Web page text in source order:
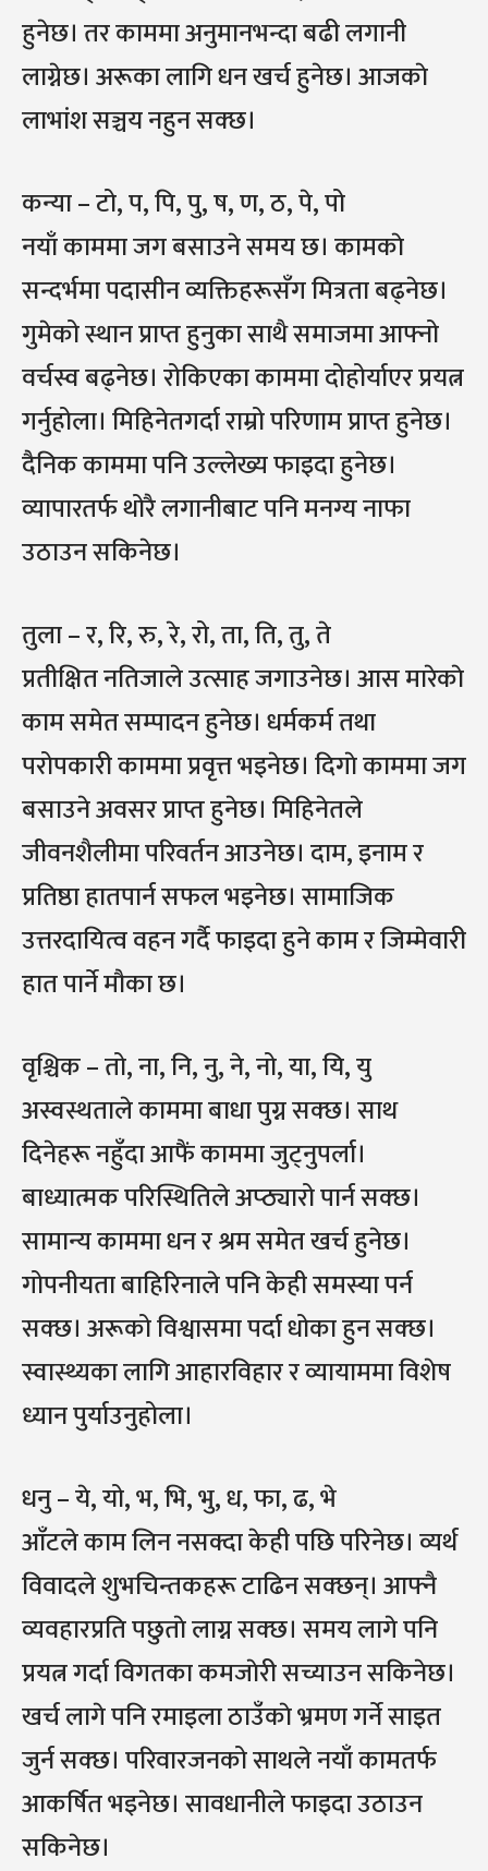
हुनेछ। तर काममा अनुमानभन्दा बढी लगानी
लाग्नेछ। अरूका लागि धन खर्च हुनेछ। आजकाे
लाभांश सञ्चय नहुन सक्छ।
कन्या – टो, प, पि, पु, ष, ण, ठ, पे, पो
नयाँ काममा जग बसाउने समय छ। कामकाे
सन्दर्भमा पदासीन व्यक्तिहरूसँग मित्रता बढ्नेछ।
गुमेको स्थान प्राप्त हुनुका साथै समाजमा आफ्नो
वर्चस्व बढ्नेछ। रोकिएका काममा दोहोर्याएर प्रयत्न
गर्नुहोला। मिहिनेतगर्दा राम्रो परिणाम प्राप्त हुनेछ।
दैनिक काममा पनि उल्लेख्य फाइदा हुनेछ।
व्यापारतर्फ थोरै लगानीबाट पनि मनग्य नाफा
उठाउन सकिनेछ।
तुला – र, रि, रु, रे, रो, ता, ति, तु, ते
प्रतीक्षित नतिजाले उत्साह जगाउनेछ। आस मारेकाे
काम समेत सम्पादन हुनेछ। धर्मकर्म तथा
परोपकारी काममा प्रवृत्त भइनेछ। दिगाे काममा जग
बसाउने अवसर प्राप्त हुनेछ। मिहिनेतले
जीवनशैलीमा परिवर्तन आउनेछ। दाम, इनाम र
प्रतिष्ठा हातपार्न सफल भइनेछ। सामाजिक
उत्तरदायित्व वहन गर्दै फाइदा हुने काम र जिम्मेवारी
हात पार्ने मौका छ।
वृश्चिक – तो, ना, नि, नु, ने, नो, या, यि, यु
अस्वस्थताले काममा बाधा पुग्न सक्छ। साथ
दिनेहरू नहुँदा आफैं काममा जुट्नुपर्ला।
बाध्यात्मक परिस्थितिले अप्ठ्यारो पार्न सक्छ।
सामान्य काममा धन र श्रम समेत खर्च हुनेछ।
गोपनीयता बाहिरिनाले पनि केही समस्या पर्न
सक्छ। अरूको विश्वासमा पर्दा धोका हुन सक्छ।
स्वास्थ्यका लागि आहारविहार र व्यायाममा विशेष
ध्यान पुर्याउनुहोला।
धनु – ये, यो, भ, भि, भु, ध, फा, ढ, भे
आँटले काम लिन नसक्दा केही पछि परिनेछ। व्यर्थ
विवादले शुभचिन्तकहरू टाढिन सक्छन्। आफ्नै
व्यवहारप्रति पछुताे लाग्न सक्छ। समय लागे पनि
प्रयत्न गर्दा विगतका कमजाेरी सच्याउन सकिनेछ।
खर्च लागे पनि रमाइला ठाउँकाे भ्रमण गर्ने साइत
जुर्न सक्छ। परिवारजनको साथले नयाँ कामतर्फ
आकर्षित भइनेछ। सावधानीले फाइदा उठाउन
सकिनेछ।